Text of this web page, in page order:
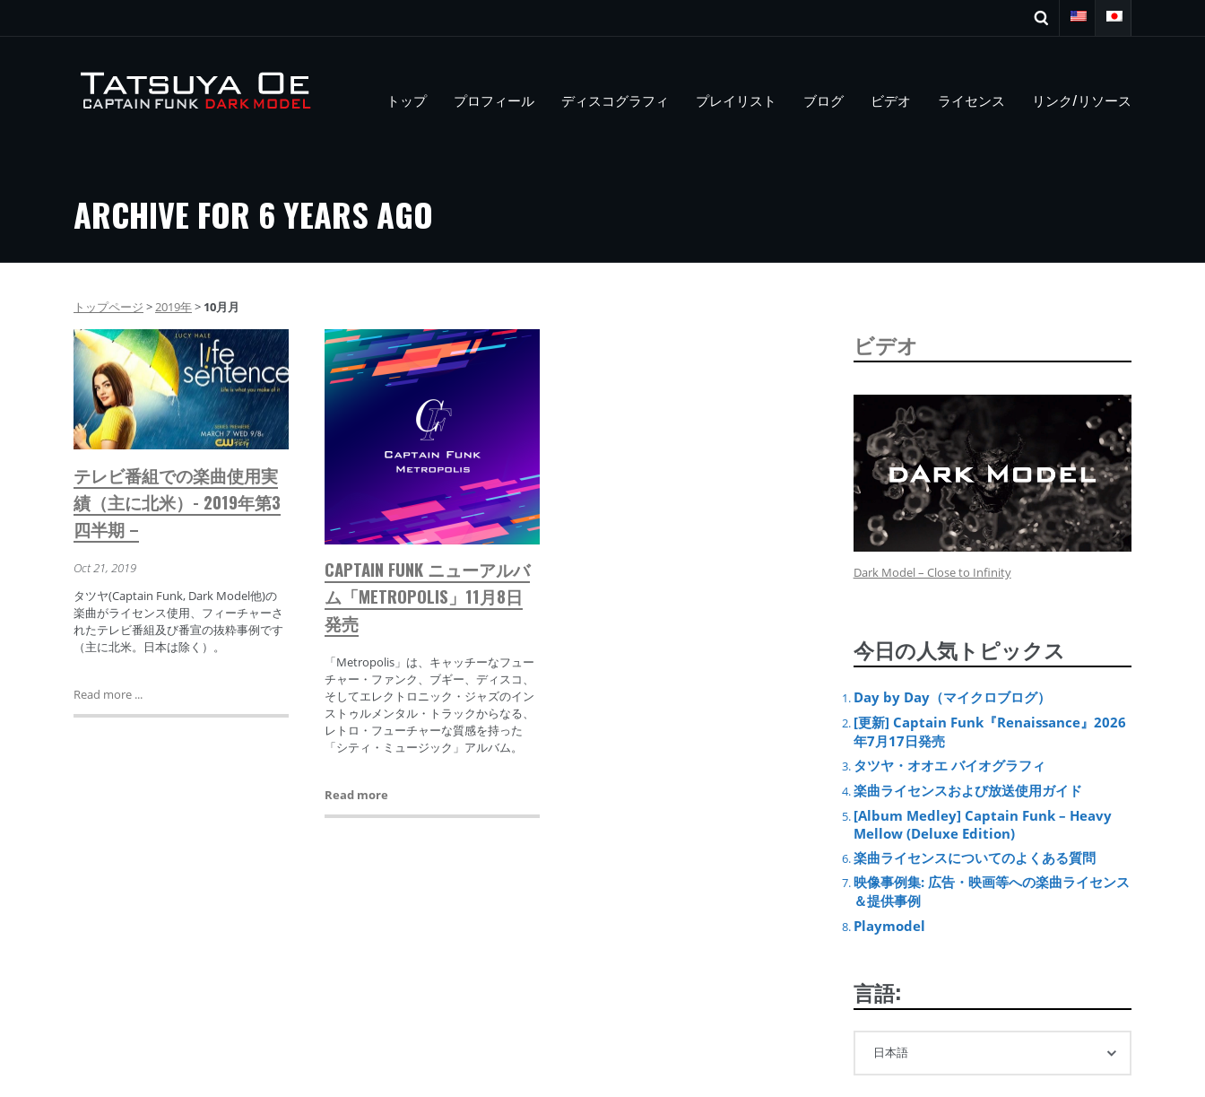
トップ プロフィール ディスコグラフィ プレイリスト ブログ ビデオ ライセンス リンク/リソース
ARCHIVE FOR 6 YEARS AGO
トップページ >2019年> 10月月
テレビ番組での楽曲使用実
績（主に北米）- 2019年第3
四半期 –
Oct 21, 2019
タツヤ(Captain Funk, Dark Model他)の
楽曲がライセンス使用、フィーチャーさ
れたテレビ番組及び番宣の抜粋事例です
（主に北米。日本は除く）。
Read more ...
CAPTAIN FUNK ニューアルバ
ム「METROPOLIS」11月8日
発売
「Metropolis」は、キャッチーなフュー
チャー・ファンク、ブギー、ディスコ、
そしてエレクトロニック・ジャズのイン
ストゥルメンタル・トラックからなる、
レトロ・フューチャーな質感を持った
「シティ・ミュージック」アルバム。
Read more
ビデオ
Dark Model – Close to Infinity
今日の人気トピックス
Day by Day（マイクロブログ）
[更新] Captain Funk『Renaissance』2026
年7月17日発売
タツヤ・オオエ バイオグラフィ
楽曲ライセンスおよび放送使用ガイド
[Album Medley] Captain Funk – Heavy
Mellow (Deluxe Edition)
楽曲ライセンスについてのよくある質問
映像事例集: 広告・映画等への楽曲ライセンス
＆提供事例
Playmodel
言語: